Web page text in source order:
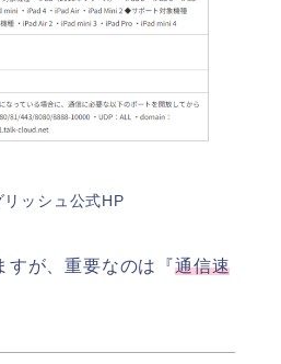
ッシュ公式HP
すが、重要なのは『通信速